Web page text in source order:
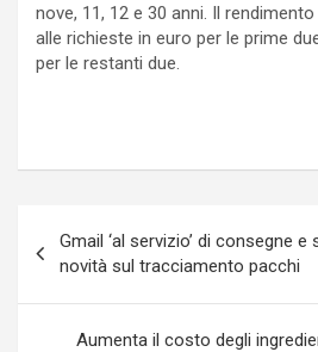
nove, 11, 12 e 30 anni. Il
alle richieste in euro per le prime
per le restanti due.
articoli
Gmail ‘al servizio’ di consegne e
novità sul tracciamento pacchi
Aumenta il costo degli